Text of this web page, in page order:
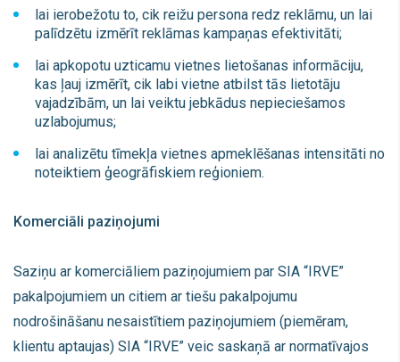
lai ierobežotu to, cik reižu persona redz reklāmu, un lai
palīdzētu izmērīt reklāmas kampaņas efektivitāti;
lai apkopotu uzticamu vietnes lietošanas informāciju,
kas ļauj izmērīt, cik labi vietne atbilst tās lietotāju
vajadzībām, un lai veiktu jebkādus nepieciešamos
uzlabojumus;
lai analizētu tīmekļa vietnes apmeklēšanas intensitāti no
noteiktiem ģeogrāfiskiem reģioniem.
Komerciāli paziņojumi
Saziņu ar komerciāliem paziņojumiem par SIA “IRVE”
pakalpojumiem un citiem ar tiešu pakalpojumu
nodrošināšanu nesaistītiem paziņojumiem (piemēram,
klientu aptaujas) SIA “IRVE” veic saskaņā ar normatīvajos